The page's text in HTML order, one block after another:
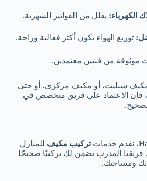
الكهرباء: يقلل من الفواتير الشهرية.
توزيع الهواء يكون أكثر فعالية وراحة.
موثوقة من فنيين معتمدين.
سبليت، أو مكيف مركزي، أو حتى
فإن الاعتماد على فريق متخصص في
، نقدم خدماتتركيب مكيف للمنازل
فريقنا المدرب يضمن لك تركيبًا صحيحًا
ومساحتك.